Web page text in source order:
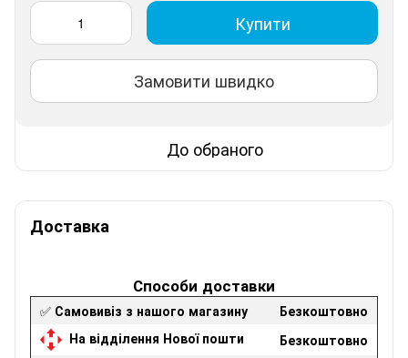
Купити
Замовити швидко
До обраного
Доставка
Способи доставки
✅ Самовивіз з нашого магазину
Безкоштовно
На відділення Нової пошти
Безкоштовно